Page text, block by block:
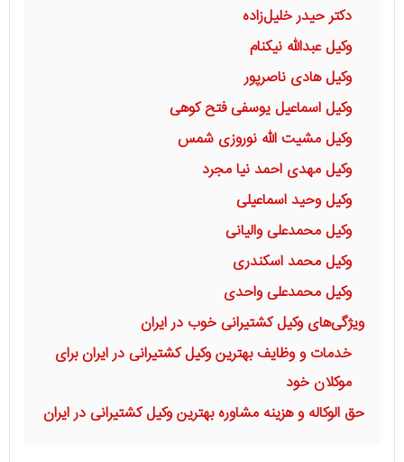
دکتر حیدر خلیل‌زاده
وکیل عبدالله نیکنام
وکیل هادی ناصرپور
وکیل اسماعیل یوسفی فتح کوهی
وکیل مشیت الله نوروزی شمس
وکیل مهدی احمد نیا مجرد
وکیل وحید اسماعیلی
وکیل محمدعلی والیانی
وکیل محمد اسکندری
وکیل محمدعلی واحدی
ویژگی‌های وکیل کشتیرانی خوب در ایران
خدمات و وظایف بهترین وکیل کشتیرانی در ایران برای
موکلان خود
حق الوکاله و هزینه مشاوره بهترین وکیل کشتیرانی در ایران